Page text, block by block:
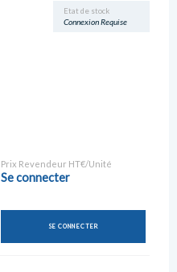
Etat de stock
Connexion Requise
Prix Revendeur HT€/Unité
Se connecter
SE CONNECTER